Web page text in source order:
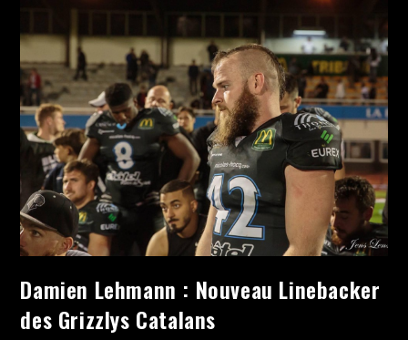
Damien Lehmann : Nouveau Linebacker
des Grizzlys Catalans